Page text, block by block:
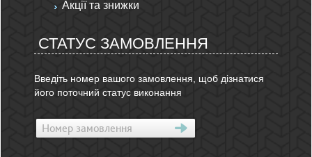
Акції та знижки
СТАТУС ЗАМОВЛЕННЯ
Введіть номер вашого замовлення, щоб дізнатися
його поточний статус виконання